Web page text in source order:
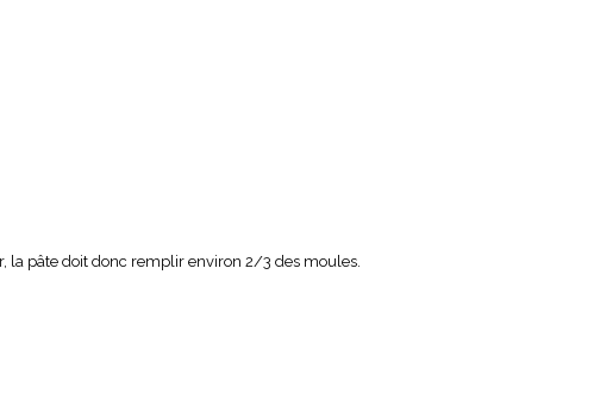
la pâte doit donc remplir environ 2/3 des moules.